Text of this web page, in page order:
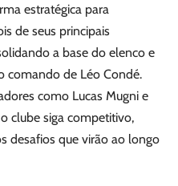
estratégica para
de seus principais
a base do elenco e
comando de Léo Condé.
como Lucas Mugni e
clube siga competitivo,
desafios que virão ao longo